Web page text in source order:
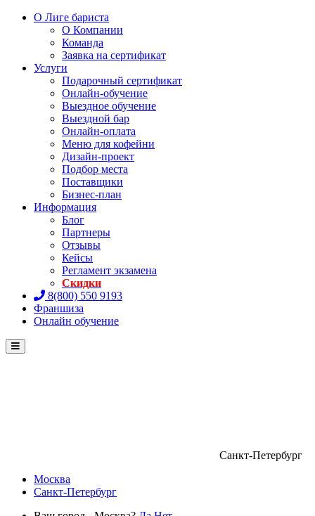
О Лиге бариста
О Компании
Команда
Заявка на сертификат
Услуги
Подарочный сертификат
Онлайн-обучение
Выездное обучение
Выездной бар
Онлайн-оплата
Меню для кофейни
Дизайн-проект
Подбор места
Поставщики
Бизнес-план
Информация
Блог
Партнеры
Отзывы
Кейсы
Регламент экзамена
Скидки
8(800) 550 9193
Франшиза
Онлайн обучение
Menu
Санкт-Петербург
Москва
Санкт-Петербург